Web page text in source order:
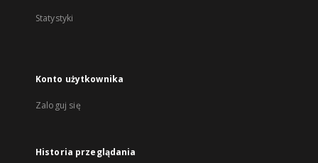
Statystyki
Konto użytkownika
Zaloguj się
Historia przeglądania